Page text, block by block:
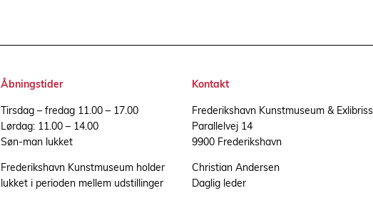
Åbningstider
Tirsdag – fredag 11.00 – 17.00
Lørdag: 11.00 – 14.00
Søn-man lukket
Frederikshavn Kunstmuseum holder
lukket i perioden mellem udstillinger
Kontakt
Frederikshavn Kunstmuseum &
Parallelvej 14
9900 Frederikshavn
Christian Andersen
Daglig leder